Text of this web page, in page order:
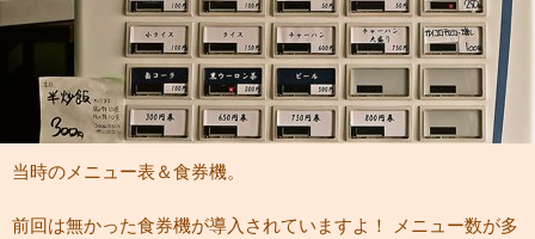
当時のメニュー表＆食券機。
前回は無かった食券機が導入されていますよ！ メニュー数が多